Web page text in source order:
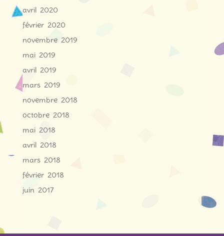
avril 2020
février 2020
novembre 2019
mai 2019
avril 2019
mars 2019
novembre 2018
octobre 2018
mai 2018
avril 2018
mars 2018
février 2018
juin 2017